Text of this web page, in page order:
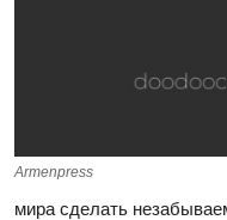
Armenpress
мира сделать